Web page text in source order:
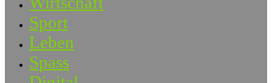
Sport
Leben
Spass